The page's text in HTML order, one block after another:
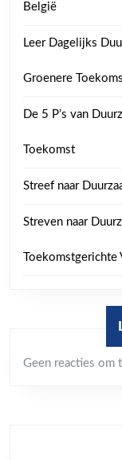
België
Leer Dagelijks
Groenere
De 5 P’s van
Toekomst
Streef naar
Streven naar
Toekomstgerichte
Geen reacties om